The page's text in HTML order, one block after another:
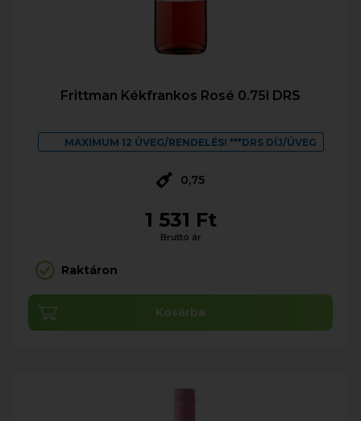
Frittman Kékfrankos Rosé 0.75l DRS
MAXIMUM 12 ÜVEG/RENDELÉS! ***DRS DÍJ/ÜVEG
0,75
1 531 Ft
Bruttó ár
Raktáron
Kosárba